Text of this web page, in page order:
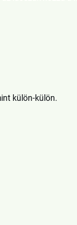
külön-külön.